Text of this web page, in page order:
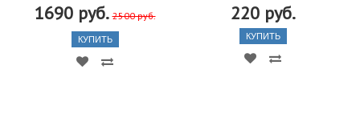
1690 руб. 2500 руб.
КУПИТЬ
220 руб.
КУПИТЬ